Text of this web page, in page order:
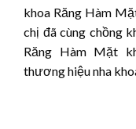
khoa Răng Hàm
chị đã cùng chồng
Răng Hàm Mặt
thương hiệu nha